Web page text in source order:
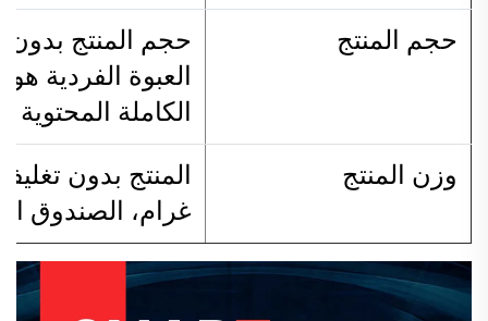
حجم المنتج
الكاملة المحتوية على 50 قطعة هو
وزن المنتج
غرام، الصندوق الكامل